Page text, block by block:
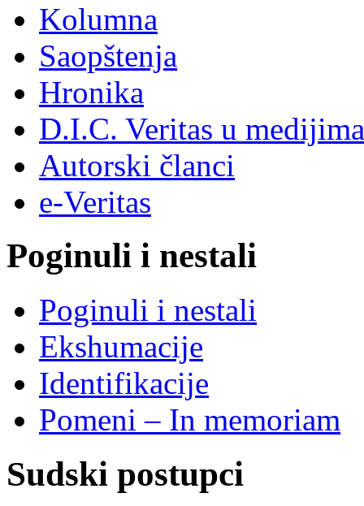
Kolumna
Saopštenja
Hronika
D.I.C. Veritas u medijima
Autorski članci
e-Veritas
Poginuli i nestali
Poginuli i nestali
Ekshumacije
Identifikacije
Pomeni – In memoriam
Sudski postupci